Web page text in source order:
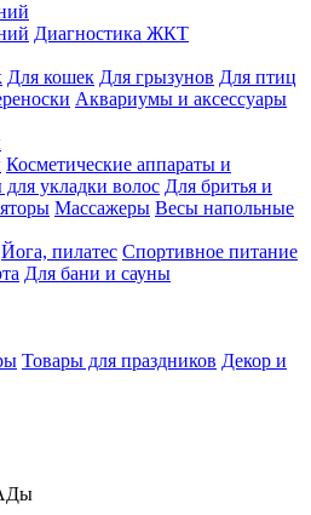
Диагностика ЖКТ
Для кошек Для грызунов Для птиц
Аквариумы и аксессуары
Косметические аппараты и
укладки волос Для бритья и
Массажеры Весы напольные
Йога, пилатес Спортивное питание
Для бани и сауны
Товары для праздников Декор и